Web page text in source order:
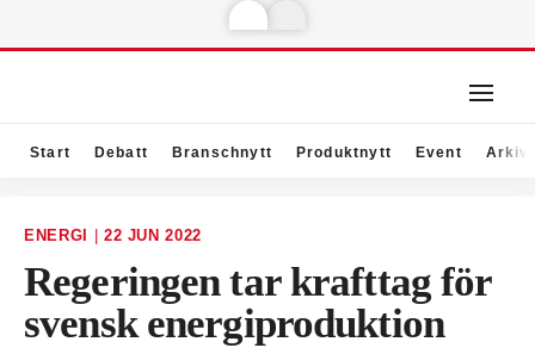
Start Debatt Branschnytt Produktnytt Event Arkiv
ENERGI 22 JUN 2022
Regeringen tar krafttag för
svensk energiproduktion